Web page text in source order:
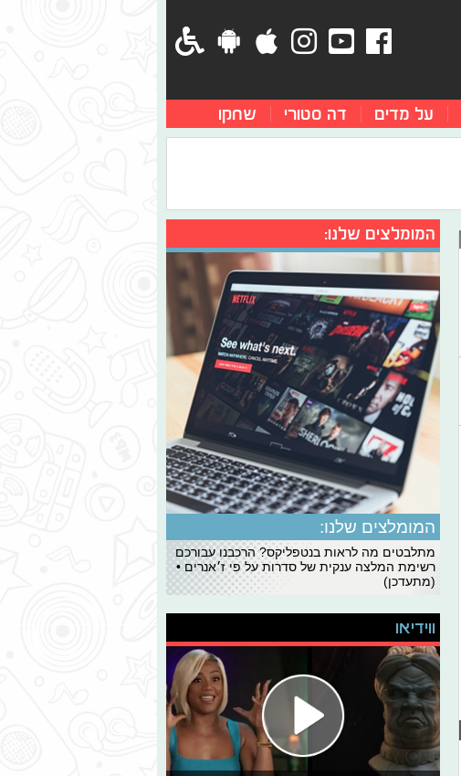
על מדים דה סטורי שחקו
המומלצים שלנו:
המומלצים שלנו:
מתלבטים מה לראות בנטפליקס? הרכבנו עבורכם
רשימת המלצה ענקית של סדרות על פי ז׳אנרים •
(מתעדכן)
ווידיאו